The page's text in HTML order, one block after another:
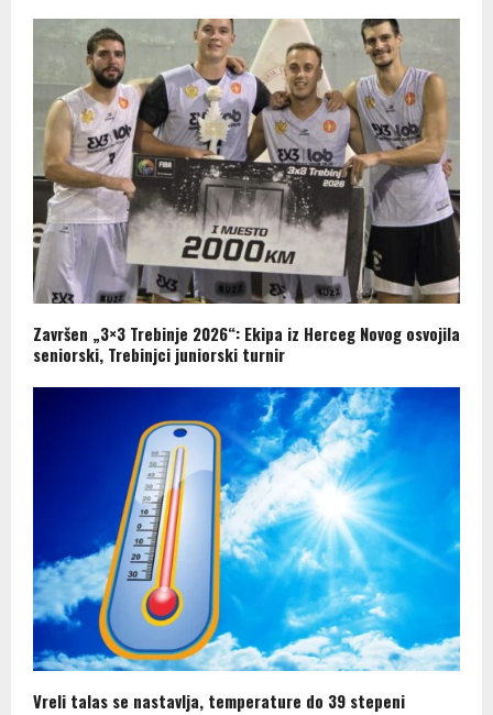
Završen „3×3 Trebinje 2026“: Ekipa iz Herceg Novog osvojila
seniorski, Trebinjci juniorski turnir
Vreli talas se nastavlja, temperature do 39 stepeni